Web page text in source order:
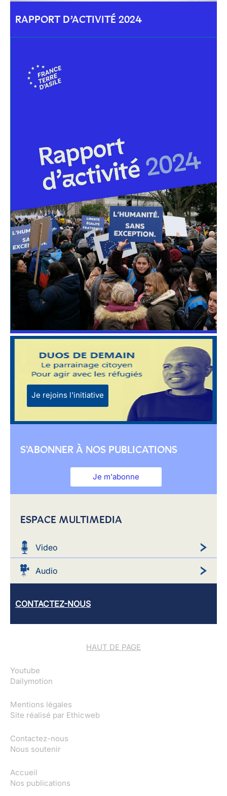
RAPPORT D’ACTIVITÉ 2024
Je rejoins l'initiative
S'ABONNER À NOS PUBLICATIONS
Je m'abonne
ESPACE MULTIMEDIA
Video
Audio
CONTACTEZ-NOUS
HAUT DE PAGE
Youtube
Dailymotion
Mentions légales
Site réalisé par Ethicweb
Contactez-nous
Nous soutenir
Accueil
Nos publications